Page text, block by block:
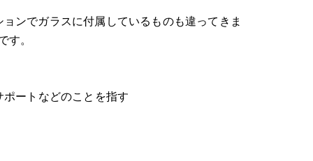
ンでガラスに付属しているものも違ってきま
。
ートなどのことを指す